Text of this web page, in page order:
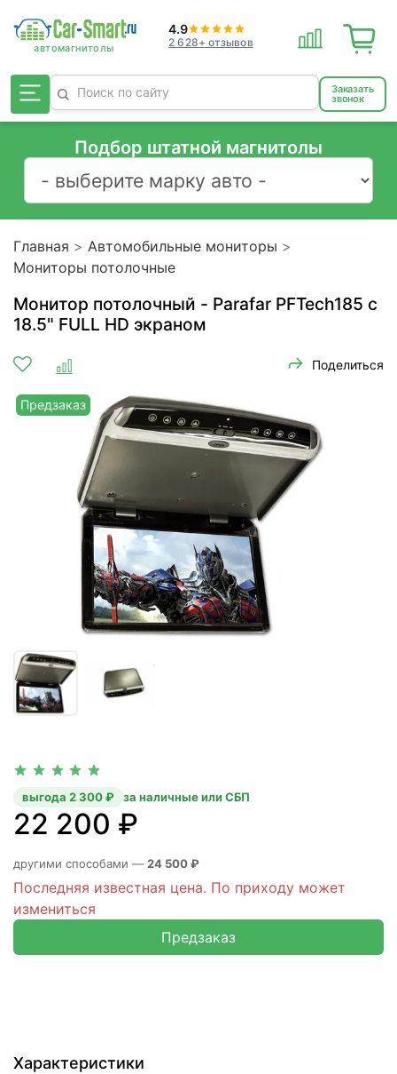
4.9
2 628+ отзывов
Заказать
звонок
Подбор штатной магнитолы
Главная
Автомобильные мониторы
Мониторы потолочные
Монитор потолочный - Parafar PFTech185 с
18.5" FULL HD экраном
Поделиться
Предзаказ
Характеристики
22 200 ₽
выгода 2 300 ₽ за наличные или СБП
другими способами — 24 500 ₽
Последняя известная цена. По приходу может
измениться
Предзаказ